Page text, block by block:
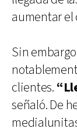
aumentar el
Sin
clientes.
señaló. De